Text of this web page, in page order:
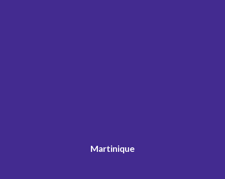
Martinique